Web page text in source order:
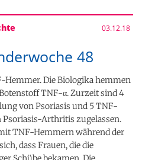
03.12.18
48
Hemmer. Die Biologika hemmen
TNF-α. Zurzeit sind 4
von Psoriasis und 5 TNF-
Arthritis zugelassen.
TNF-Hemmern während der
dass Frauen, die die